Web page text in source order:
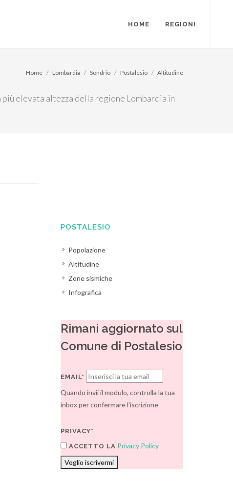
HOME REGIONI
elevata altezza della regione Lombardia in
Home Lombardia Sondrio Postalesio Altitudine
POSTALESIO
Popolazione
Altitudine
Zone sismiche
Infografica
Rimani aggiornato sul
Comune di Postalesio
EMAIL*
Quando invii il modulo, controlla la tua
inbox per confermare l'iscrizione
PRIVACY*
ACCETTO LA Privacy Policy
Voglio iscrivermi